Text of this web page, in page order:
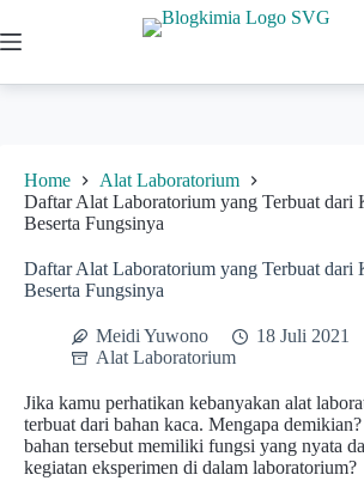
to
content
Home
Alat Laboratorium
Daftar Alat Laboratorium yang Terbuat dari
Beserta Fungsinya
Daftar Alat Laboratorium yang Terbuat dari
Beserta Fungsinya
Meidi Yuwono
18 Juli 2021
Alat Laboratorium
Jika kamu perhatikan kebanyakan alat
terbuat dari bahan kaca. Mengapa
bahan tersebut memiliki fungsi yang nyata
kegiatan eksperimen di dalam laboratorium?